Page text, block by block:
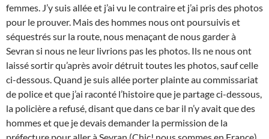
femmes. J’y suis allée et j’ai vu le contraire et j’ai pris des photos
pour le prouver. Mais des hommes nous ont poursuivis et
séquestrés sur la route, nous menaçant de nous garder à
Sevran si nous ne leur livrions pas les photos. Ils ne nous ont
laissé sortir qu’après avoir détruit toutes les photos, sauf celle
ci-dessous. Quand je suis allée porter plainte au commissariat
de police et que j’ai raconté l’histoire que je partage ci-dessous,
la policière a refusé, disant que dans ce bar il n’y avait que des
hommes et que je devais demander la permission de la